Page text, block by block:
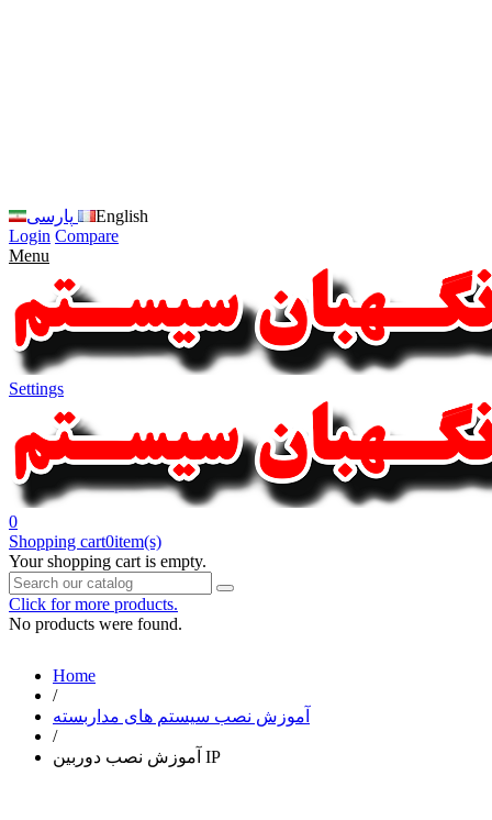
پارسی
English
Login Compare
Menu
Settings
0
Shopping cart0item(s)
Your shopping cart is empty.
Click for more products.
No products were found.
Home
/
آموزش نصب سیستم های مداربسته
/
آموزش نصب دوربین IP